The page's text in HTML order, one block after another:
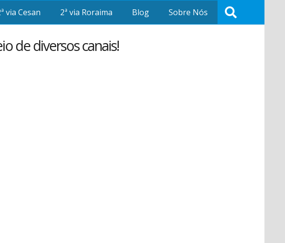
via Cesan 2ª via Roraima Blog Sobre Nós
de diversos canais!